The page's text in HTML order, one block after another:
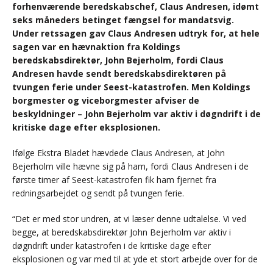
forhenværende beredskabschef, Claus Andresen, idømt
seks måneders betinget fængsel for mandatsvig.
Under retssagen gav Claus Andresen udtryk for, at hele
sagen var en hævnaktion fra Koldings
beredskabsdirektør, John Bejerholm, fordi Claus
Andresen havde sendt beredskabsdirektøren på
tvungen ferie under Seest-katastrofen. Men Koldings
borgmester og viceborgmester afviser de
beskyldninger – John Bejerholm var aktiv i døgndrift i de
kritiske dage efter eksplosionen.
Ifølge Ekstra Bladet hævdede Claus Andresen, at John
Bejerholm ville hævne sig på ham, fordi Claus Andresen i de
første timer af Seest-katastrofen fik ham fjernet fra
redningsarbejdet og sendt på tvungen ferie.
“Det er med stor undren, at vi læser denne udtalelse. Vi ved
begge, at beredskabsdirektør John Bejerholm var aktiv i
døgndrift under katastrofen i de kritiske dage efter
eksplosionen og var med til at yde et stort arbejde over for de